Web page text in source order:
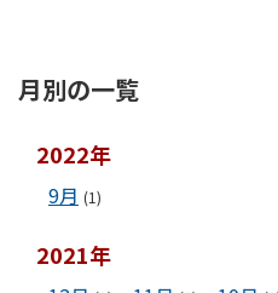
月別の一覧
2022年
9月 (1)
2021年